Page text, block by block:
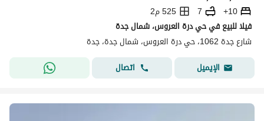
10+
7
525 م2
فيلا للبيع في حي درة العروس، شمال جدة
شارع جدة 1062، حي درة العروس، شمال جدة، جدة
الإيميل
اتصال